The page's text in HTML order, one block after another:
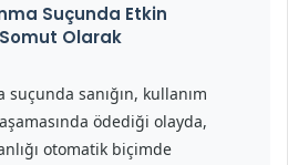
Suçunda Etkin
Olarak
suçunda sanığın, kullanım
ödediği olayda,
otomatik biçimde